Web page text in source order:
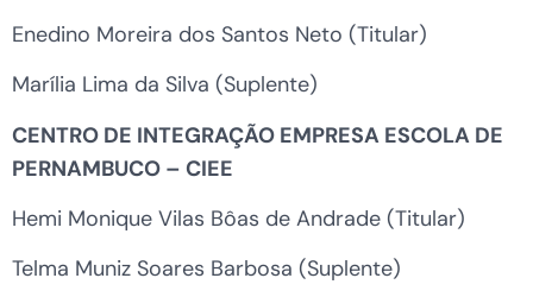
Enedino Moreira dos Santos Neto (Titular)
Marília Lima da Silva (Suplente)
CENTRO DE INTEGRAÇÃO EMPRESA ESCOLA DE
PERNAMBUCO – CIEE
Hemi Monique Vilas Bôas de Andrade (Titular)
Telma Muniz Soares Barbosa (Suplente)